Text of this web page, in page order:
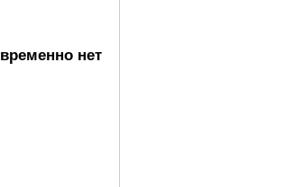
временно нет